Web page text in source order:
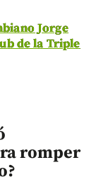
Jorge
de la Triple
romper